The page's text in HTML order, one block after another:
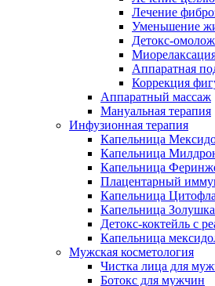
Лечение
Уменьшение
Детокс-
Аппаратная
Коррекция
Аппаратный массаж
Мануальная терапия
Инфузионная терапия
Капельница
Капельница
Капельница
Плацентарный
Капельница
Капельница
Детокс-коктейль с
Капельница
Мужская косметология
Чистка лица для
Ботокс для мужчин